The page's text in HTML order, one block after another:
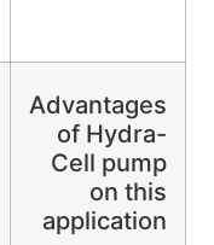
Advantages
of Hydra-
Cell pump
on this
application